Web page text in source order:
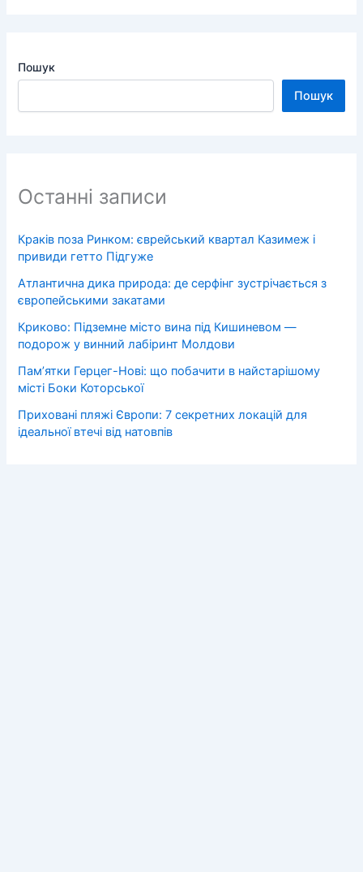
Пошук
Пошук
Останні записи
Краків поза Ринком: єврейський квартал Казимеж і
привиди гетто Підгуже
Атлантична дика природа: де серфінг зустрічається з
європейськими закатами
Криково: Підземне місто вина під Кишиневом —
подорож у винний лабіринт Молдови
Пам’ятки Герцег-Нові: що побачити в найстарішому
місті Боки Которської
Приховані пляжі Європи: 7 секретних локацій для
ідеальної втечі від натовпів